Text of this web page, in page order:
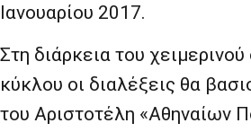
Ιανουαρίου 2017.
Στη διάρκεια του
κύκλου οι διαλέξεις θα
του Αριστοτέλη «Αθηναίων